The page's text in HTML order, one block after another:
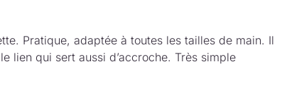
Pratique, adaptée à toutes les tailles de main. Il
lien qui sert aussi d’accroche. Très simple